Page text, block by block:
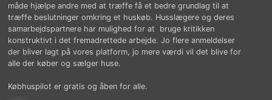
måde hjælpe andre med at træffe få et bedre grundlag til at
træffe beslutninger omkring et huskøb. Husslægere og deres
samarbejdspartnere har mulighed for at bruge kritikken
konstruktivt i det fremadrettede arbejde. Jo flere anmeldelser
der bliver lagt på vores platform, jo mere værdi vil det blive for
alle der køber og sælger huse.
Købhuspilot er gratis og åben for alle.